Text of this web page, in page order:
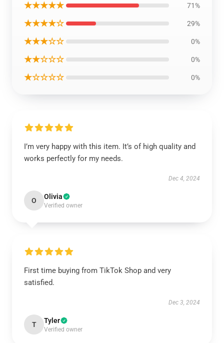
★★★★★ 71%
★★★★☆ 29%
★★★☆☆ 0%
★★☆☆☆ 0%
★☆☆☆☆ 0%
I’m very happy with this item. It’s of high quality and
works perfectly for my needs.
Dec 4, 2024
O Olivia
Verified owner
First time buying from TikTok Shop and very
satisfied.
Dec 3, 2024
T Tyler
Verified owner